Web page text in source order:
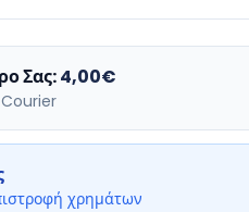
Σας:4,00€
χρημάτων